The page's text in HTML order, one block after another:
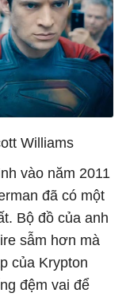
Williams
vào năm 2011
đã có một
Bộ đồ của anh
sẫm hơn mà
của Krypton
đệm vai để